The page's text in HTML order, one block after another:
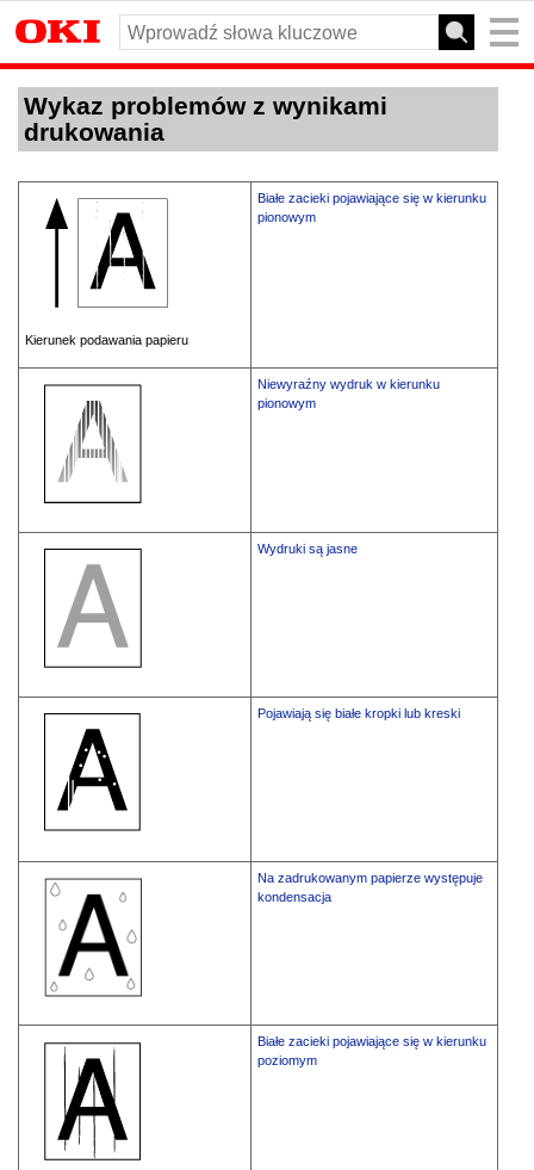
Wykaz problemów z wynikami
drukowania
Kierunek podawania papieru
Białe zacieki pojawiające się w kierunku
pionowym
Niewyraźny wydruk w kierunku
pionowym
Wydruki są jasne
Pojawiają się białe kropki lub kreski
Na zadrukowanym papierze występuje
kondensacja
Białe zacieki pojawiające się w kierunku
poziomym